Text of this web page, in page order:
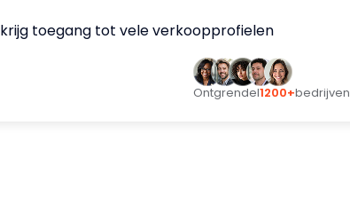
en uitbreiding;
banden onderhouds-of serviceactiviteiten.
toegang tot vele verkoopprofielen
Ontgrendel1200+bedrijven